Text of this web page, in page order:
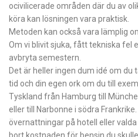
ocivilicerade områden där du av
köra kan lösningen vara praktisk.
Metoden kan också vara lämplig
Om vi blivit sjuka, fått tekniska fel
avbryta semestern.
Det är heller ingen dum idé om
tid och din egen ork om du till
Tyskland från Hamburg till
eller till Narbonne i södra
övernattningar på hotell eller
bort kostnaden för bensin du